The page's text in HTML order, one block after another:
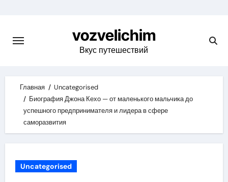
content
vozvelichim
Вкус путешествий
Главная
Uncategorised
Биография Джона Кехо — от маленького мальчика до
успешного предпринимателя и лидера в сфере
саморазвития
Uncategorised